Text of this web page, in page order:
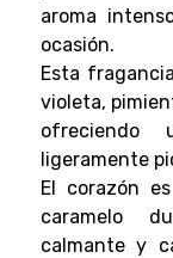
aroma
ocasión.
Esta
violeta,
ofreciendo
ligeramente
El corazón
caramelo
calmante y